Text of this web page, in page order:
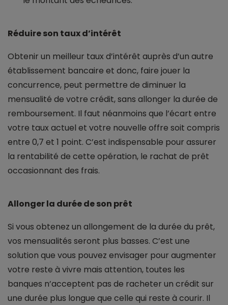
Réduire son taux d’intérêt
Obtenir un meilleur taux d’intérêt auprès d’un autre
établissement bancaire et donc, faire jouer la
concurrence, peut permettre de diminuer la
mensualité de votre crédit, sans allonger la durée de
remboursement. Il faut néanmoins que l’écart entre
votre taux actuel et votre nouvelle offre soit compris
entre 0,7 et 1 point. C’est indispensable pour assurer
la rentabilité de cette opération, le rachat de prêt
occasionnant des frais.
Allonger la durée de son prêt
Si vous obtenez un allongement de la durée du prêt,
vos mensualités seront plus basses. C’est une
solution que vous pouvez envisager pour augmenter
votre reste à vivre mais attention, toutes les
banques n’acceptent pas de racheter un crédit sur
une durée plus longue que celle qui reste à courir. Il